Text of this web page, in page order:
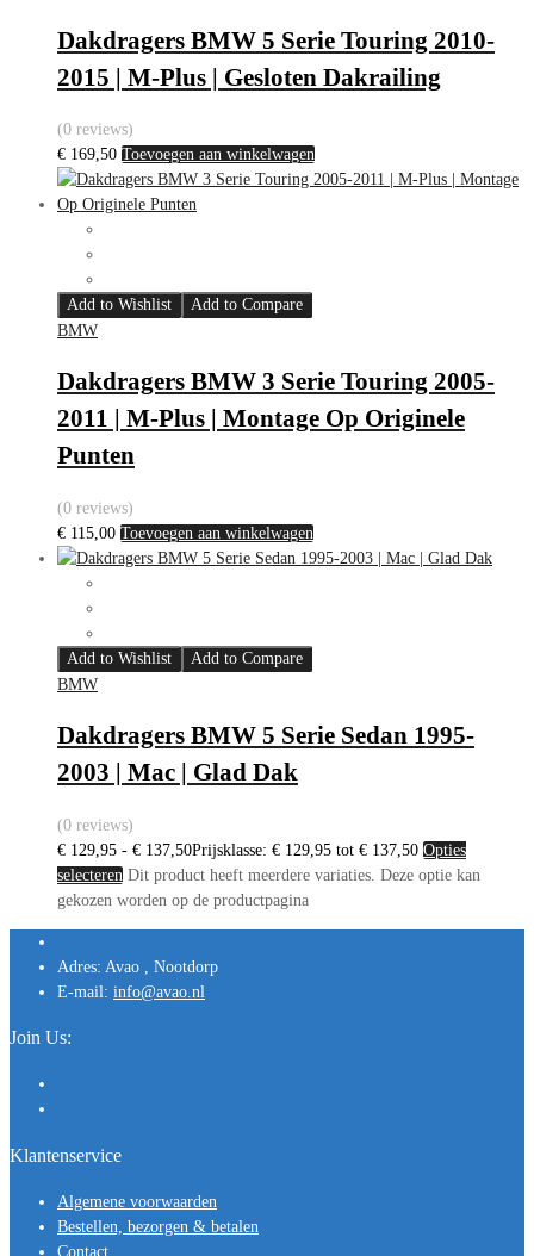
Dakdragers BMW 5 Serie Touring 2010-
2015 | M-Plus | Gesloten Dakrailing
(0 reviews)
€ 169,50 Toevoegen aan winkelwagen
Add to Wishlist
Add to Compare
BMW
Dakdragers BMW 3 Serie Touring 2005-
2011 | M-Plus | Montage Op Originele
Punten
(0 reviews)
€ 115,00 Toevoegen aan winkelwagen
Add to Wishlist
Add to Compare
BMW
Dakdragers BMW 5 Serie Sedan 1995-
2003 | Mac | Glad Dak
(0 reviews)
€ 129,95 - € 137,50Prijsklasse: € 129,95 tot € 137,50 Opties
selecteren Dit product heeft meerdere variaties. Deze optie kan
gekozen worden op de productpagina
Adres: Avao , Nootdorp
E-mail: info@avao.nl
Join Us:
Klantenservice
Algemene voorwaarden
Bestellen, bezorgen & betalen
Contact